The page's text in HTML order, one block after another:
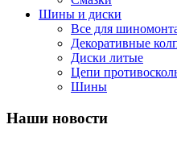
Шины и диски
Все для
Декоративные
Диски литые
Цепи
Шины
Наши новости